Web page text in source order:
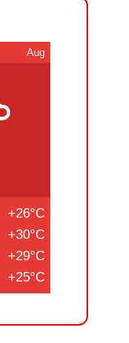
Aug
+26°C
+30°C
+29°C
+25°C